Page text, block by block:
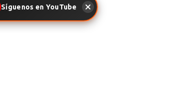
Síguenos en YouTube